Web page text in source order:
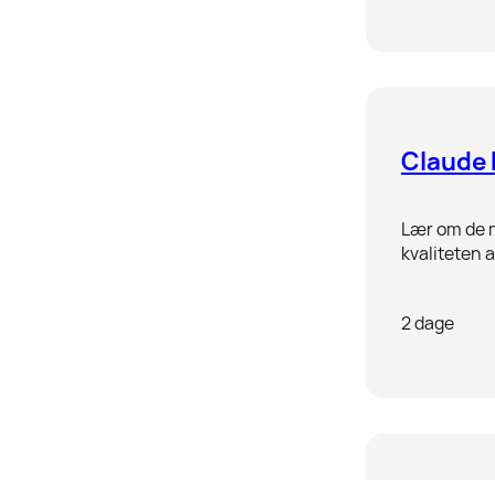
Claude
Lær om de
kvaliteten
2 dage